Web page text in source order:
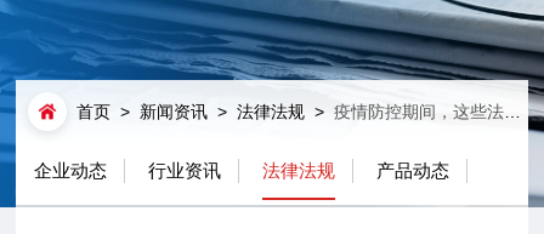
新闻资讯
专利合作
首页 > 新闻资讯 >法律法规 >疫情防控期间，这些法律法规与你我息息相关！
企业动态 行业资讯 法律法规 产品动态